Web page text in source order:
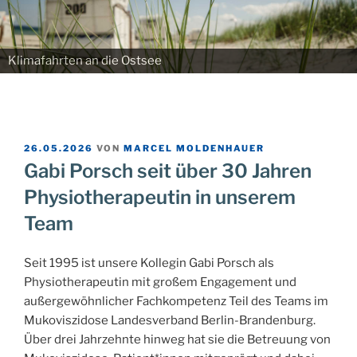
Klimafahrten an die Ostsee
VERÖFFENTLICHT
AM
26.05.2026 VON MARCEL MOLDENHAUER
Gabi Porsch seit über 30 Jahren
Physiotherapeutin in unserem
Team
Seit 1995 ist unsere Kollegin Gabi Porsch als
Physiotherapeutin mit großem Engagement und
außergewöhnlicher Fachkompetenz Teil des Teams im
Mukoviszidose Landesverband Berlin-Brandenburg.
Über drei Jahrzehnte hinweg hat sie die Betreuung von